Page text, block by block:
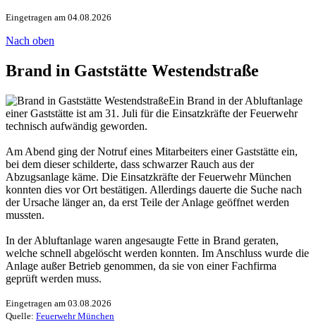
Eingetragen am 04.08.2026
Nach oben
Brand in Gaststätte Westendstraße
Ein Brand in der Abluftanlage
einer Gaststätte ist am 31. Juli für die Einsatzkräfte der Feuerwehr
technisch aufwändig geworden.
Am Abend ging der Notruf eines Mitarbeiters einer Gaststätte ein,
bei dem dieser schilderte, dass schwarzer Rauch aus der
Abzugsanlage käme. Die Einsatzkräfte der Feuerwehr München
konnten dies vor Ort bestätigen. Allerdings dauerte die Suche nach
der Ursache länger an, da erst Teile der Anlage geöffnet werden
mussten.
In der Abluftanlage waren angesaugte Fette in Brand geraten,
welche schnell abgelöscht werden konnten. Im Anschluss wurde die
Anlage außer Betrieb genommen, da sie von einer Fachfirma
geprüft werden muss.
Eingetragen am 03.08.2026
Quelle: Feuerwehr München